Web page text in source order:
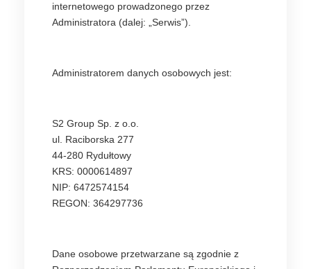
internetowego prowadzonego przez
Administratora (dalej: „Serwis”).
Administratorem danych osobowych jest:
S2 Group Sp. z o.o.
ul. Raciborska 277
44-280 Rydułtowy
KRS: 0000614897
NIP: 6472574154
REGON: 364297736
Dane osobowe przetwarzane są zgodnie z